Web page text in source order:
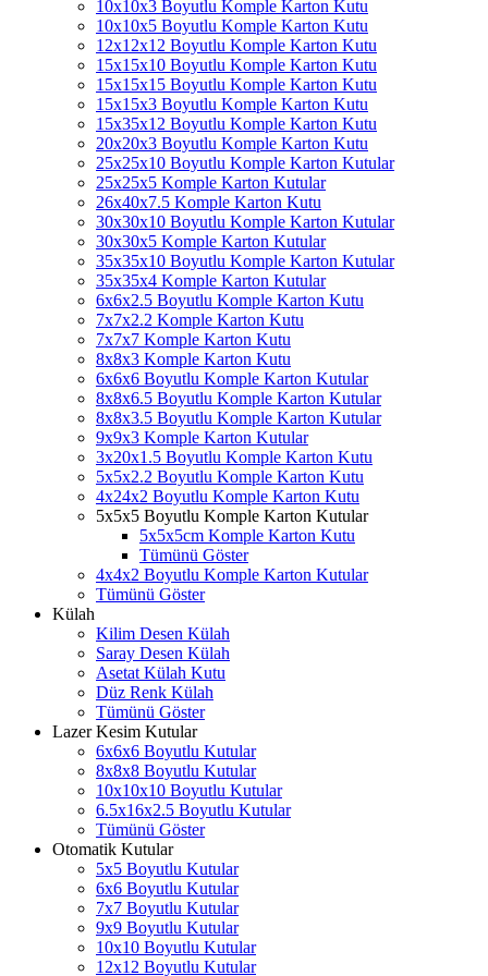
10x10x3 Boyutlu Komple Karton Kutu
10x10x5 Boyutlu Komple Karton Kutu
12x12x12 Boyutlu Komple Karton Kutu
15x15x10 Boyutlu Komple Karton Kutu
15x15x15 Boyutlu Komple Karton Kutu
15x15x3 Boyutlu Komple Karton Kutu
15x35x12 Boyutlu Komple Karton Kutu
20x20x3 Boyutlu Komple Karton Kutu
25x25x10 Boyutlu Komple Karton Kutular
25x25x5 Komple Karton Kutular
26x40x7.5 Komple Karton Kutu
30x30x10 Boyutlu Komple Karton Kutular
30x30x5 Komple Karton Kutular
35x35x10 Boyutlu Komple Karton Kutular
35x35x4 Komple Karton Kutular
6x6x2.5 Boyutlu Komple Karton Kutu
7x7x2.2 Komple Karton Kutu
7x7x7 Komple Karton Kutu
8x8x3 Komple Karton Kutu
6x6x6 Boyutlu Komple Karton Kutular
8x8x6.5 Boyutlu Komple Karton Kutular
8x8x3.5 Boyutlu Komple Karton Kutular
9x9x3 Komple Karton Kutular
3x20x1.5 Boyutlu Komple Karton Kutu
5x5x2.2 Boyutlu Komple Karton Kutu
4x24x2 Boyutlu Komple Karton Kutu
5x5x5 Boyutlu Komple Karton Kutular
5x5x5cm Komple Karton Kutu
Tümünü Göster
4x4x2 Boyutlu Komple Karton Kutular
Tümünü Göster
Külah
Kilim Desen Külah
Saray Desen Külah
Asetat Külah Kutu
Düz Renk Külah
Tümünü Göster
Lazer Kesim Kutular
6x6x6 Boyutlu Kutular
8x8x8 Boyutlu Kutular
10x10x10 Boyutlu Kutular
6.5x16x2.5 Boyutlu Kutular
Tümünü Göster
Otomatik Kutular
5x5 Boyutlu Kutular
6x6 Boyutlu Kutular
7x7 Boyutlu Kutular
9x9 Boyutlu Kutular
10x10 Boyutlu Kutular
12x12 Boyutlu Kutular